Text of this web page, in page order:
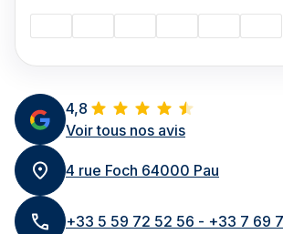
4,8
Voir tous nos avis
4 rue Foch 64000 Pau
+33 5 59 72 52 56 - +33 7 69